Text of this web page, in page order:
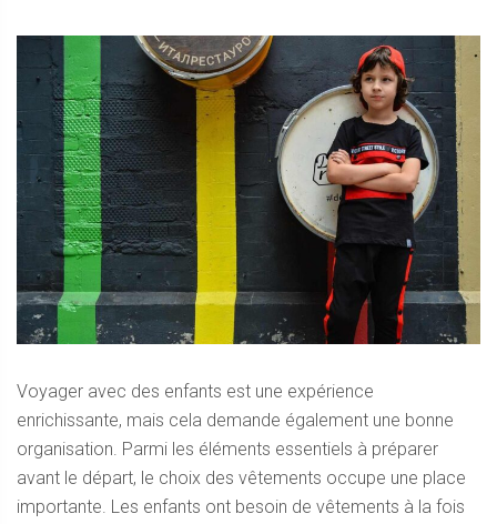
Voyager avec des enfants est une expérience
enrichissante, mais cela demande également une bonne
organisation. Parmi les éléments essentiels à préparer
avant le départ, le choix des vêtements occupe une place
importante. Les enfants ont besoin de vêtements à la fois